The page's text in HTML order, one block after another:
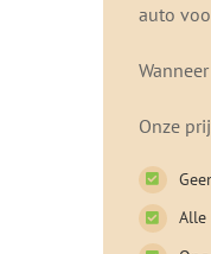
auto
Onze
Alle